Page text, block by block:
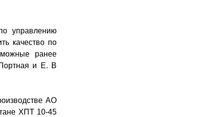
управлению
качество по
ранее
и Е. В
АО
ХПТ 10-45